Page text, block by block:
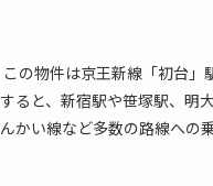
物件は京王新線「初台」
ると、新宿駅や笹塚駅、明
かい線など多数の路線への